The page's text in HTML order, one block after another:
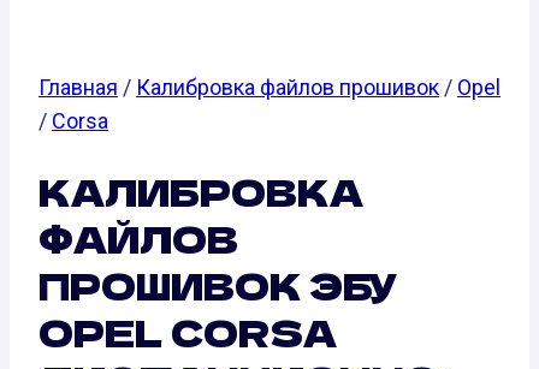
Главная / Калибровка файлов прошивок / Opel
/ Corsa
КАЛИБРОВКА
ФАЙЛОВ
ПРОШИВОК ЭБУ
OPEL CORSA